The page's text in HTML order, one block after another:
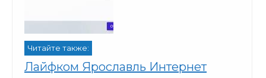
Читайте также:
Лайфком Ярославль Интернет